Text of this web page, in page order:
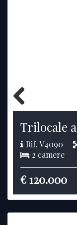
Previous
Trilocale
Rif. V4090
2 camere
€ 120.000